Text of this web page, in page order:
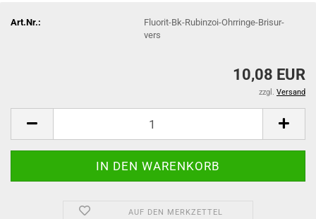
Art.Nr.:
Fluorit-Bk-Rubinzoi-Ohrringe-Brisur-
vers
10,08 EUR
zzgl. Versand
AUF DEN MERKZETTEL